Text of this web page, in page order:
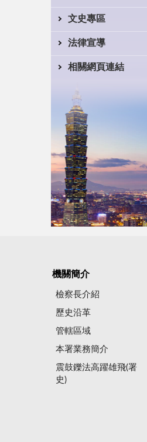
文史專區
法律宣導
相關網頁連結
機關簡介
檢察長介紹
歷史沿革
管轄區域
本署業務簡介
震鼓鑠法高躍雄飛(署
史)